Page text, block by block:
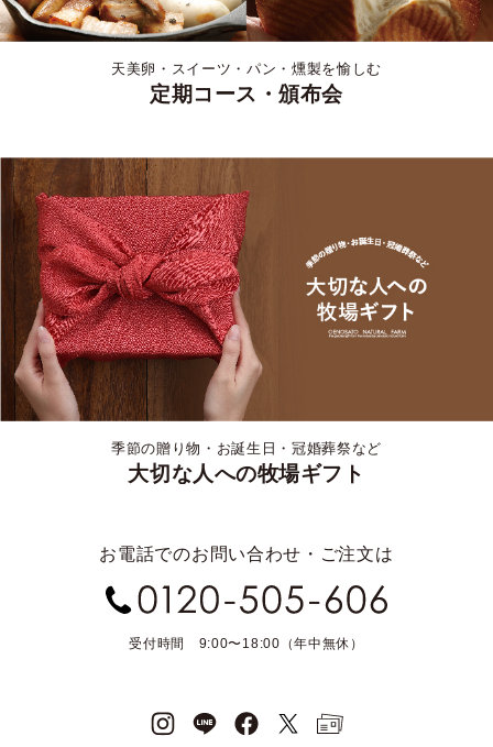
天美卵・スイーツ・パン・燻製を愉しむ
定期コース・頒布会
季節の贈り物・お誕生日・冠婚葬祭など
大切な人への牧場ギフト
お電話でのお問い合わせ・ご注文は
受付時間 9:00〜18:00（年中無休）